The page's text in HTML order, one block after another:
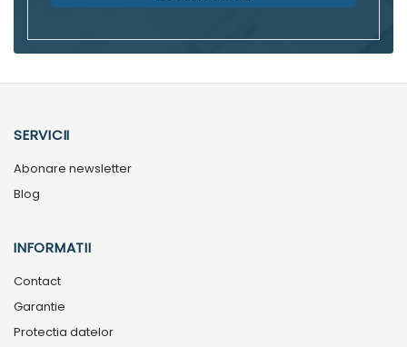
SERVICII
Abonare newsletter
Blog
INFORMATII
Contact
Garantie
Protectia datelor